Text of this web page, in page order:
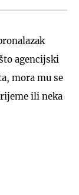
agencijski
mora mu se
ili neka